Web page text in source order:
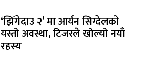
‘झिँगेदाउ २’ मा आर्यन सिग्देलको
यस्तो अवस्था, टिजरले खोल्यो नयाँ
रहस्य